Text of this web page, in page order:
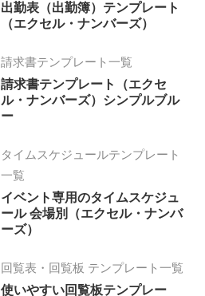
出勤表（出勤簿）テンプレート
（エクセル・ナンバーズ）
請求書テンプレート一覧
請求書テンプレート（エクセ
ル・ナンバーズ）シンプルブル
ー
タイムスケジュールテンプレート
一覧
イベント専用のタイムスケジュ
ール 会場別（エクセル・ナンバ
ーズ）
回覧表・回覧板 テンプレート一覧
使いやすい回覧板テンプレー